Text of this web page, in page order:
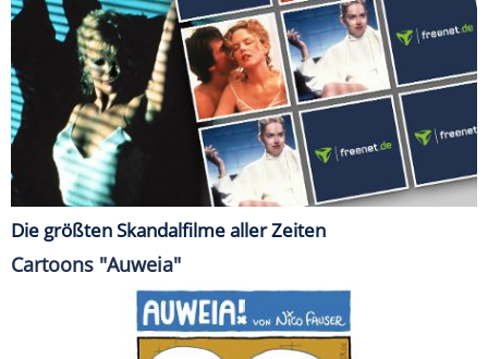
Die größten Skandalfilme aller Zeiten
Cartoons "Auweia"